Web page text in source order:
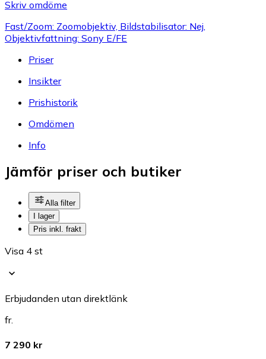
Skriv omdöme
Fast/Zoom: Zoomobjektiv, Bildstabilisator: Nej,
Objektivfattning: Sony E/FE
Priser
Insikter
Prishistorik
Omdömen
Info
Jämför priser och butiker
Alla filter
I lager
Pris inkl. frakt
Visa 4 st
Erbjudanden utan direktlänk
fr.
7 290 kr